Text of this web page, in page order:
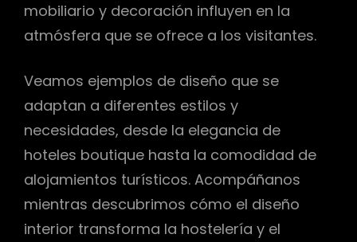
mobiliario y decoración influyen en la
atmósfera que se ofrece a los visitantes.
Veamos ejemplos de diseño que se
adaptan a diferentes estilos y
necesidades, desde la elegancia de
hoteles boutique hasta la comodidad de
alojamientos turísticos. Acompáñanos
mientras descubrimos cómo el diseño
interior transforma la hostelería y el